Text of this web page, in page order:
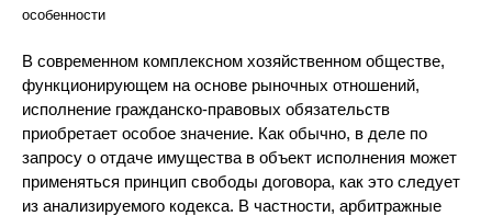
особенности
В современном комплексном хозяйственном обществе,
функционирующем на основе рыночных отношений,
исполнение гражданско-правовых обязательств
приобретает особое значение. Как обычно, в деле по
запросу о отдаче имущества в объект исполнения может
применяться принцип свободы договора, как это следует
из анализируемого кодекса. В частности, арбитражные